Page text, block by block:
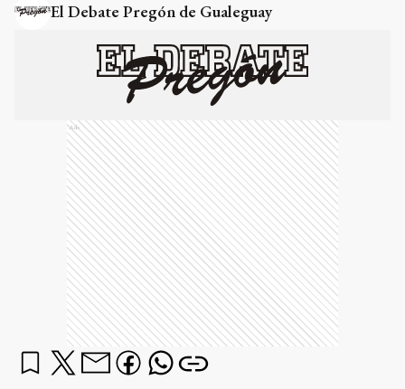
El Debate Pregón de Gualeguay
Ads